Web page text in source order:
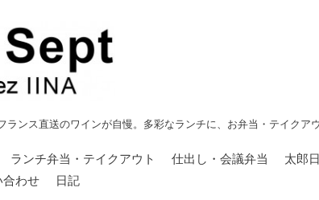
ンス直送のワインが自慢。多彩なランチに、お弁当・テイクアウ
ランチ弁当・テイクアウト 仕出し・会議弁当 太郎
合わせ
日記